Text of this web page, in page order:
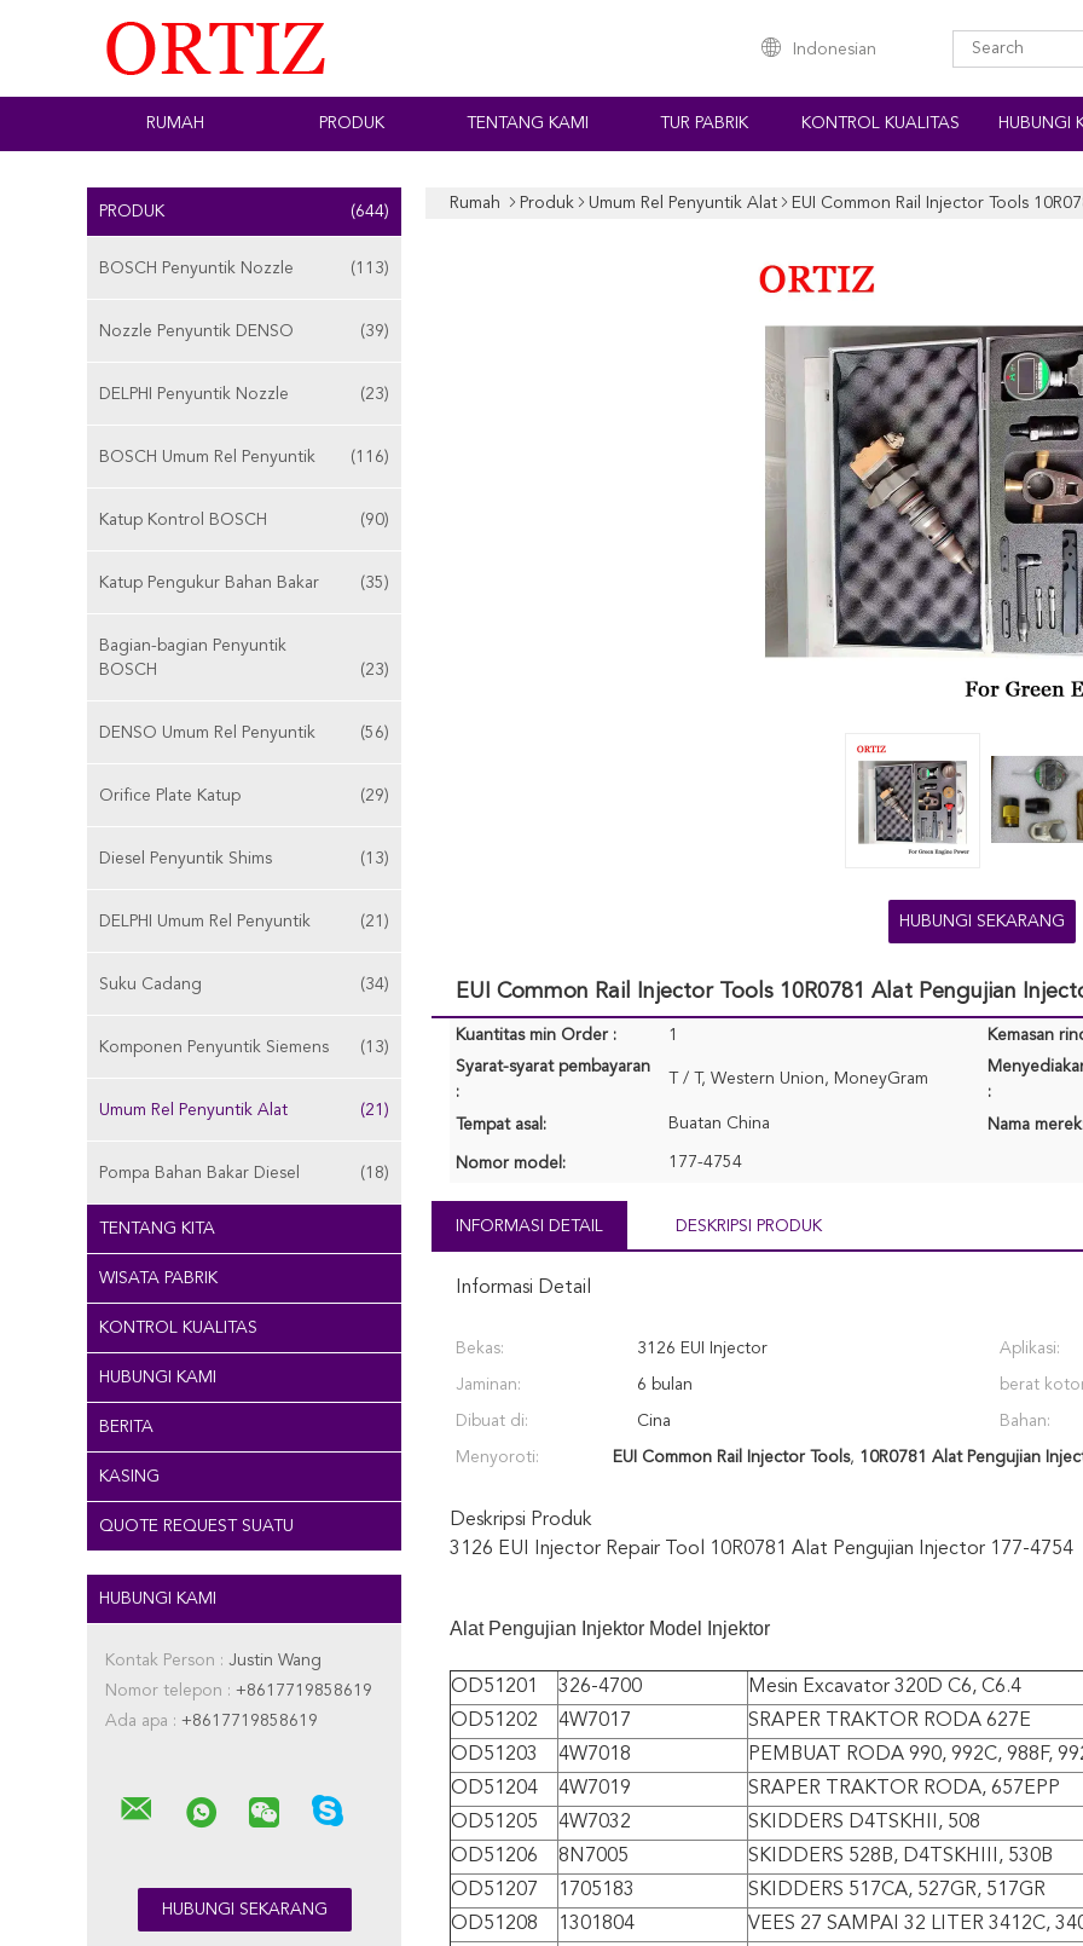
Indonesian
RUMAH PRODUK TENTANG KAMI TUR PABRIK KONTROL KUALITAS HUBUNGI
PRODUK (644)
BOSCH Penyuntik Nozzle (113)
Nozzle Penyuntik DENSO (39)
DELPHI Penyuntik Nozzle (23)
BOSCH Umum Rel Penyuntik (116)
Katup Kontrol BOSCH (90)
Katup Pengukur Bahan Bakar (35)
Bagian-bagian Penyuntik
BOSCH
(23)
DENSO Umum Rel Penyuntik (56)
Orifice Plate Katup (29)
Diesel Penyuntik Shims (13)
DELPHI Umum Rel Penyuntik (21)
Suku Cadang (34)
Komponen Penyuntik Siemens (13)
Umum Rel Penyuntik Alat (21)
Pompa Bahan Bakar Diesel (18)
TENTANG KITA
WISATA PABRIK
KONTROL KUALITAS
HUBUNGI KAMI
BERITA
KASING
QUOTE REQUEST SUATU
HUBUNGI KAMI
Kontak Person : Justin Wang
Nomor telepon : +8617719858619
Ada apa : +8617719858619
Rumah Produk Umum Rel Penyuntik Alat EUI Common Rail Injector Tools
HUBUNGI SEKARANG
EUI Common Rail Injector Tools 10R0781 Alat Pengujian
Kuantitas min Order : 1 Kemasan
Syarat-syarat pembayaran
:
T / T, Western Union, MoneyGram
:
Tempat asal: Buatan China Nama
Nomor model: 177-4754
INFORMASI DETAIL DESKRIPSI PRODUK
Informasi Detail
Bekas: 3126 EUI Injector Aplikasi:
Jaminan: 6 bulan berat
Dibuat di: Cina Bahan:
Menyoroti: EUI Common Rail Injector Tools, 10R0781 Alat Pengujian
Deskripsi Produk
3126 EUI Injector Repair Tool 10R0781 Alat Pengujian Injector 177-4754
Alat Pengujian Injektor Model Injektor
OD51201 326-4700
Mesin Excavator 320D C6, C6.4
OD51202
4W7017
SRAPER TRAKTOR RODA 627E
OD51203
4W7018
PEMBUAT RODA 990, 992C, 988F,
OD51204
4W7019
SRAPER TRAKTOR RODA, 657EPP
OD51205
4W7032
SKIDDERS D4TSKHII, 508
OD51206
8N7005
SKIDDERS 528B, D4TSKHIII, 530B
OD51207
1705183
SKIDDERS 517CA, 527GR, 517GR
OD51208
1301804
VEES 27 SAMPAI 32 LITER 3412C,